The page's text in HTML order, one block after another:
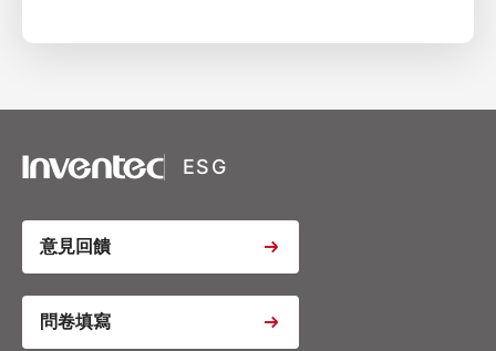
XSRF Token
Youtube Video Iframe
Youtube Video Iframe
ESG
意見回饋
問卷填寫